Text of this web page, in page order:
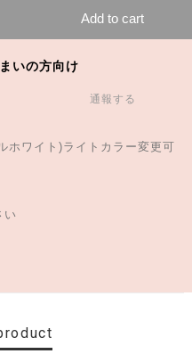
Add to cart
いの方向け
通報する
ホワイト)ライトカラー変更可
い